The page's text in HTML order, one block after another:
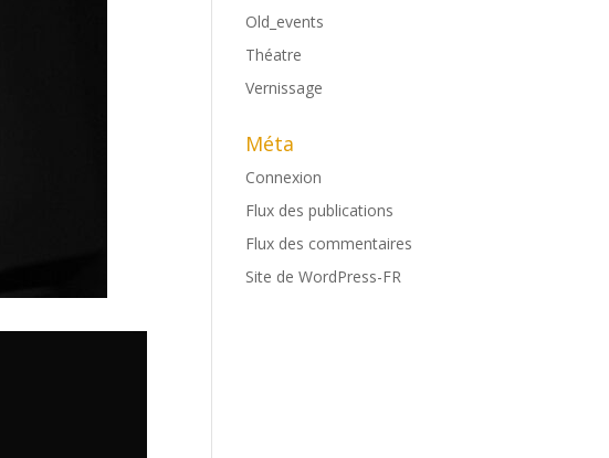
Old_events
Théatre
Vernissage
Méta
Connexion
Flux des publications
Flux des commentaires
Site de WordPress-FR